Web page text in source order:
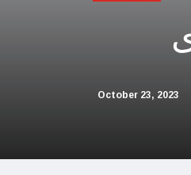
منسوخ
جاری کردیں
پر حملہ
October 23, 2023